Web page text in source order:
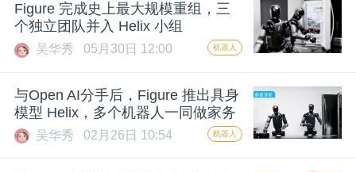
公
课
Figure 完成史上最大规模重组，三
个独立团队并入 Helix 小组
吴华秀 05月30日 12:00 机器人
与Open AI分手后，Figure 推出具身
模型 Helix，多个机器人一同做家务
吴华秀 02月26日 10:54 机器人